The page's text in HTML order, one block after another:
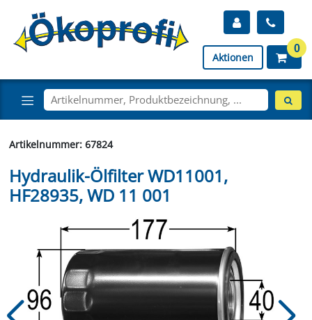
Aktionen
0
Artikelnummer: 67824
Hydraulik-Ölfilter WD11001,
HF28935, WD 11 001